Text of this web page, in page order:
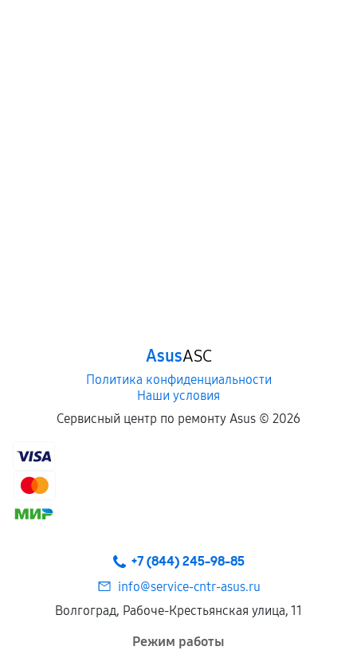
AsusASC
Политика конфиденциальности
Наши условия
Сервисный центр по ремонту Asus © 2026
+7 (844) 245-98-85
info@service-cntr-asus.ru
Волгоград, Рабоче-Крестьянская улица, 11
Режим работы